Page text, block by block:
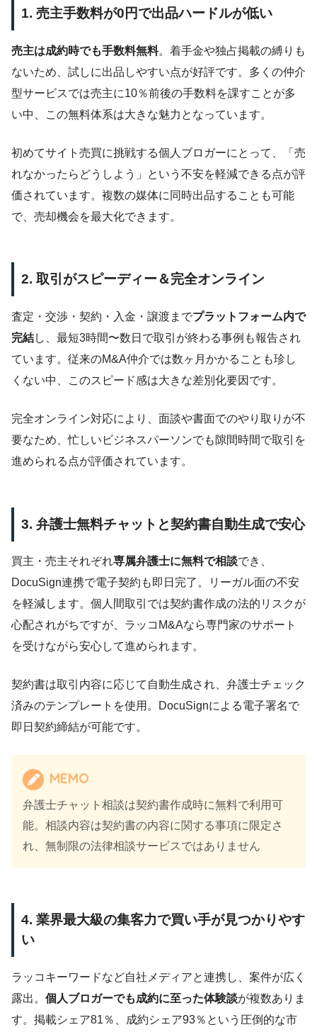
1. 売主手数料が0円で出品ハードルが低い
売主は成約時でも手数料無料。着手金や独占掲載の縛りも
ないため、試しに出品しやすい点が好評です。多くの仲介
型サービスでは売主に10％前後の手数料を課すことが多
い中、この無料体系は大きな魅力となっています。
初めてサイト売買に挑戦する個人ブロガーにとって、「売
れなかったらどうしよう」という不安を軽減できる点が評
価されています。複数の媒体に同時出品することも可能
で、売却機会を最大化できます。
2. 取引がスピーディー＆完全オンライン
査定・交渉・契約・入金・譲渡までプラットフォーム内で
完結し、最短3時間〜数日で取引が終わる事例も報告され
ています。従来のM&A仲介では数ヶ月かかることも珍し
くない中、このスピード感は大きな差別化要因です。
完全オンライン対応により、面談や書面でのやり取りが不
要なため、忙しいビジネスパーソンでも隙間時間で取引を
進められる点が評価されています。
3. 弁護士無料チャットと契約書自動生成で安心
買主・売主それぞれ専属弁護士に無料で相談でき、
DocuSign連携で電子契約も即日完了。リーガル面の不安
を軽減します。個人間取引では契約書作成の法的リスクが
心配されがちですが、ラッコM&Aなら専門家のサポート
を受けながら安心して進められます。
契約書は取引内容に応じて自動生成され、弁護士チェック
済みのテンプレートを使用。DocuSignによる電子署名で
即日契約締結が可能です。
MEMO
弁護士チャット相談は契約書作成時に無料で利用可
能。相談内容は契約書の内容に関する事項に限定さ
れ、無制限の法律相談サービスではありません
4. 業界最大級の集客力で買い手が見つかりやす
い
ラッコキーワードなど自社メディアと連携し、案件が広く
露出。 個人ブロガーでも成約に至った体験談が複数ありま
す。掲載シェア81％、成約シェア93％という圧倒的な市